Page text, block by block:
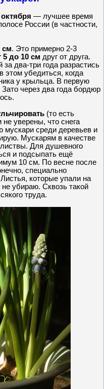
— лучшее время
России (в частности,
см. Это примерно 2-3
5 до 10 см друг от друга.
два-три года разрастись
этом убедиться, когда
у крыльца. В первую
через два года бордюр
(то есть
уверены, что снега
мускари среди деревьев и
Мускарям в качестве
Для душевного
и подсыпать ещё
10 см. По весне после
специально
которые упали на
убираю. Сквозь такой
труда.